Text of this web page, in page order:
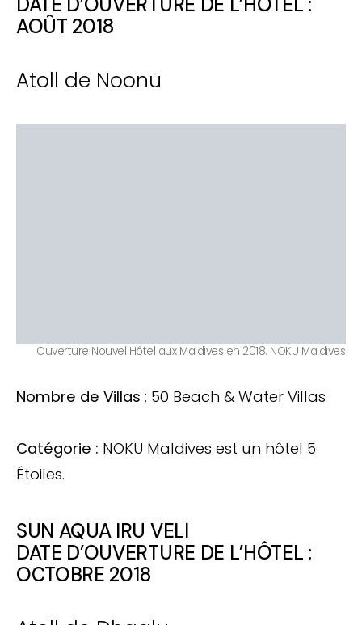
AOÛT 2018
Atoll de Noonu
Ouverture Nouvel Hôtel aux Maldives en 2018. NOKU Maldives
Nombre de Villas : 50 Beach & Water Villas
Catégorie : NOKU Maldives est un hôtel 5
Étoiles.
SUN AQUA IRU VELI
DATE D’OUVERTURE DE L’HÔTEL :
OCTOBRE 2018